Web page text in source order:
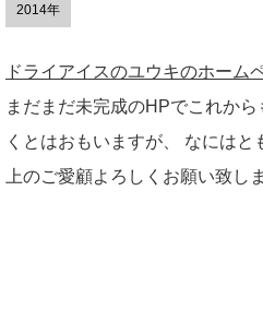
2014年
ドライアイスのユウキのホーム
まだまだ未完成のHPでこれか
くとはおもいますが、 なには
上のご愛顧よろしくお願い致し